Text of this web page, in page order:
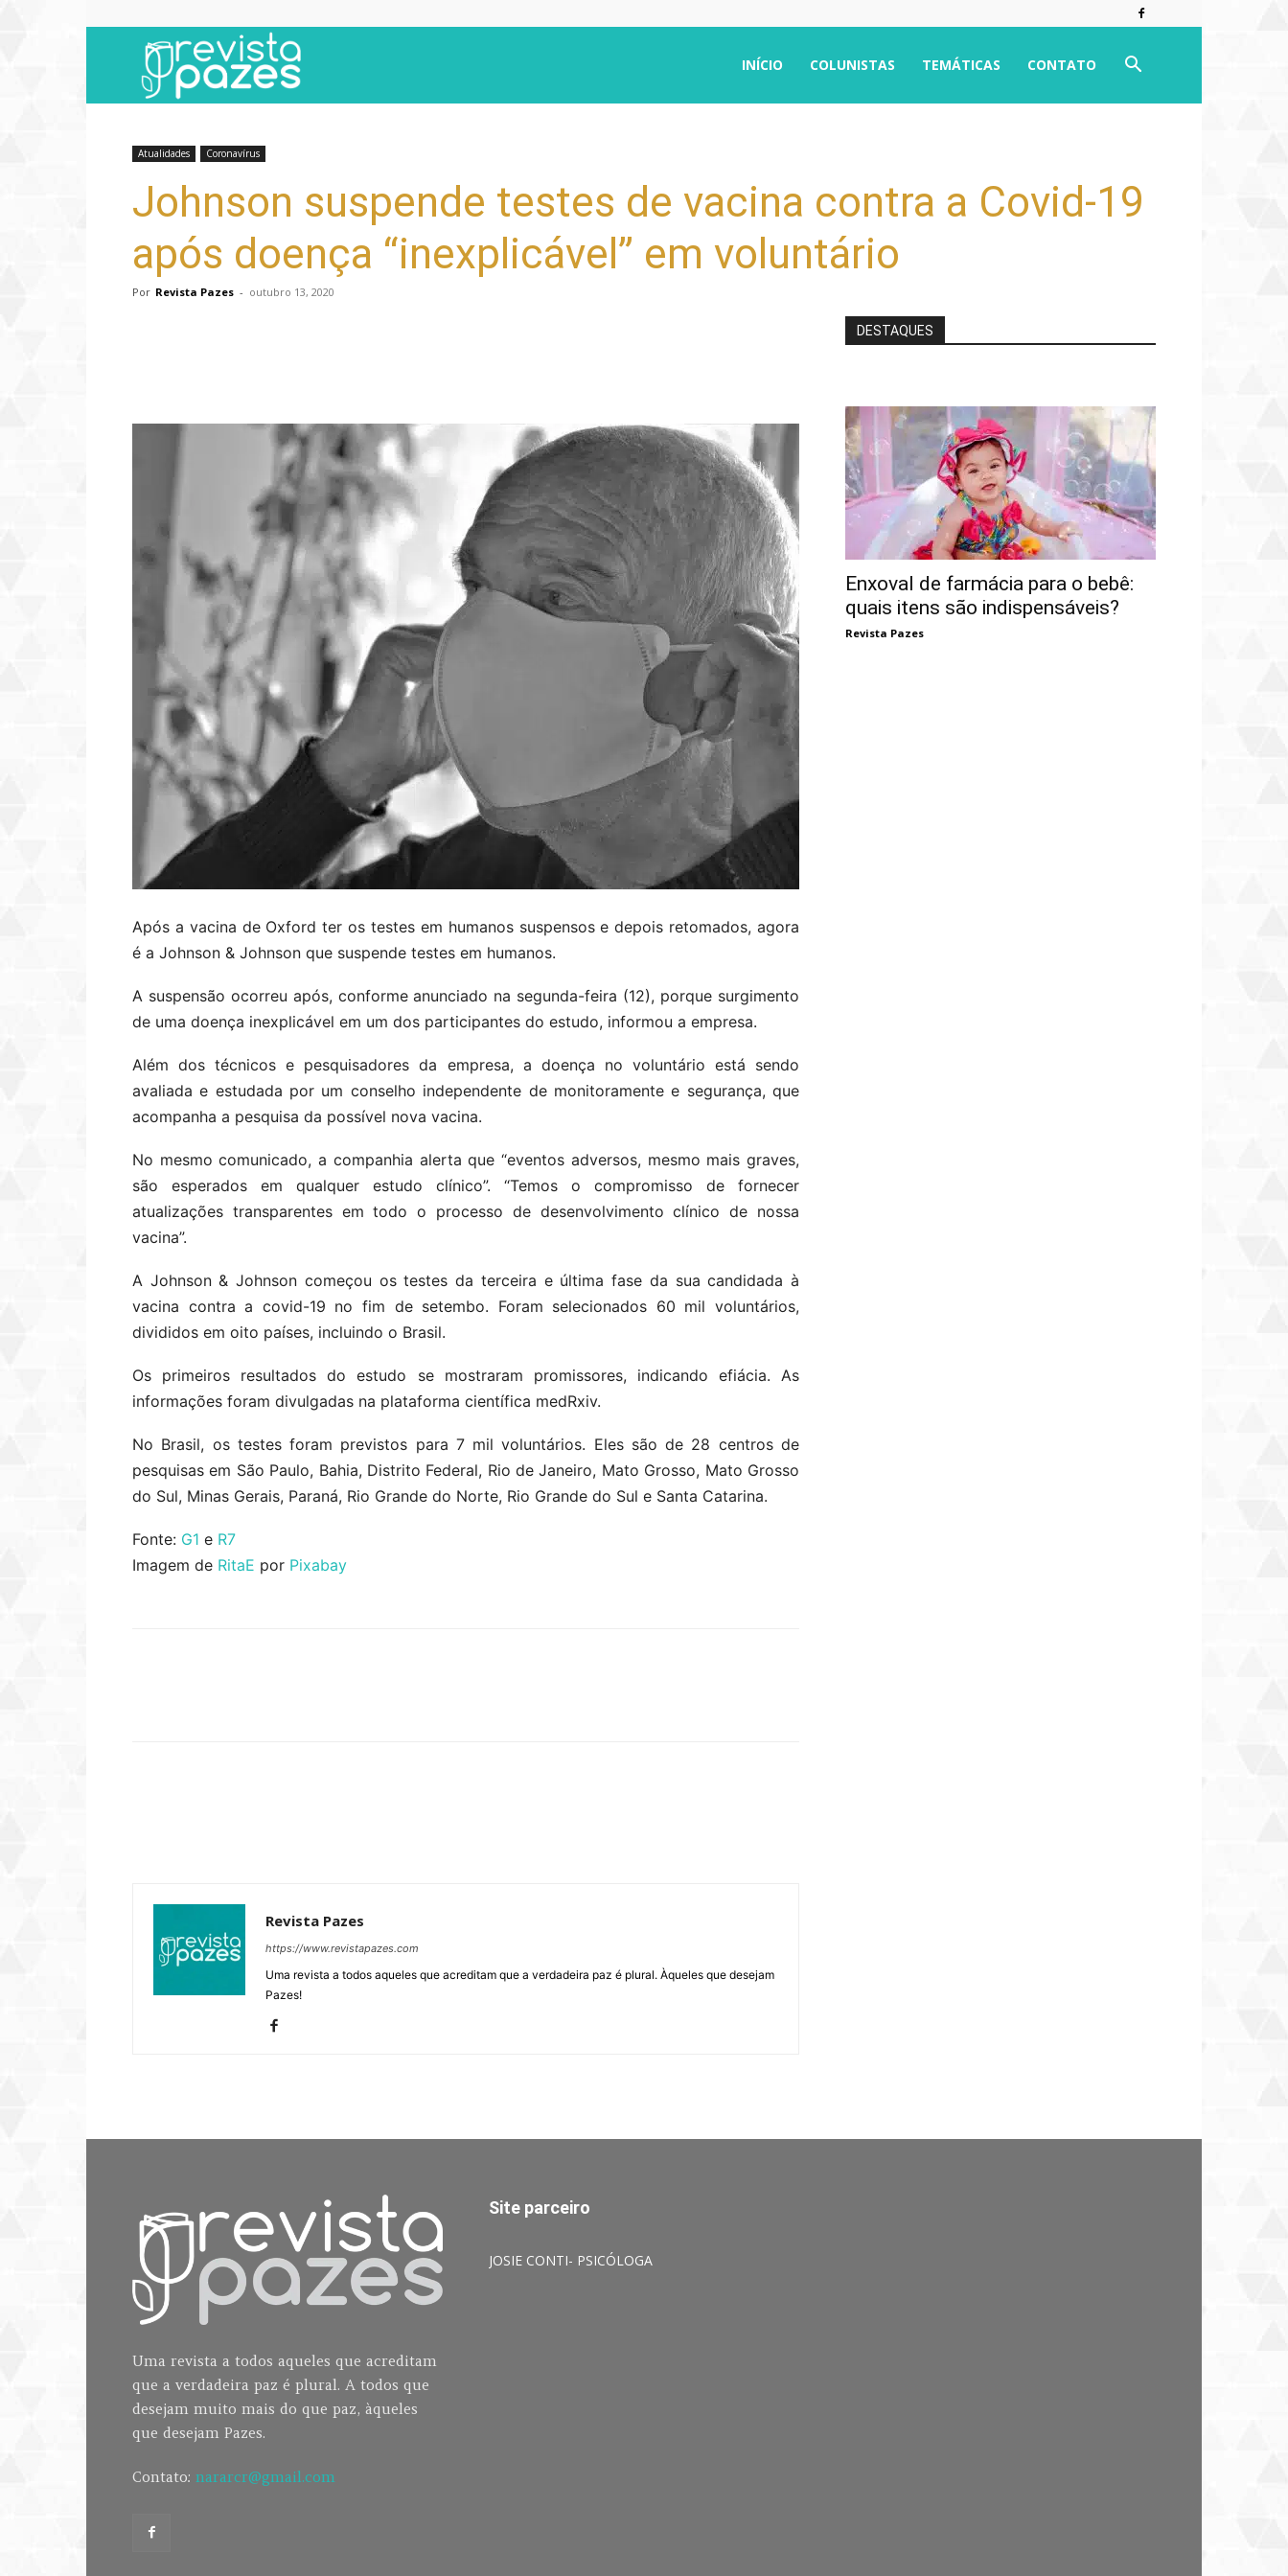
INÍCIO COLUNISTAS TEMÁTICAS CONTATO
Atualidades Coronavírus
Johnson suspende testes de vacina contra a Covid-19
após doença “inexplicável” em voluntário
Por Revista Pazes - outubro 13, 2020
Após a vacina de Oxford ter os testes em humanos suspensos e depois retomados, agora
é a Johnson & Johnson que suspende testes em humanos.
A suspensão ocorreu após, conforme anunciado na segunda-feira (12), porque surgimento
de uma doença inexplicável em um dos participantes do estudo, informou a empresa.
Além dos técnicos e pesquisadores da empresa, a doença no voluntário está sendo
avaliada e estudada por um conselho independente de monitoramente e segurança, que
acompanha a pesquisa da possível nova vacina.
No mesmo comunicado, a companhia alerta que “eventos adversos, mesmo mais graves,
são esperados em qualquer estudo clínico”. “Temos o compromisso de fornecer
atualizações transparentes em todo o processo de desenvolvimento clínico de nossa
vacina”.
A Johnson & Johnson começou os testes da terceira e última fase da sua candidada à
vacina contra a covid-19 no fim de setembo. Foram selecionados 60 mil voluntários,
divididos em oito países, incluindo o Brasil.
Os primeiros resultados do estudo se mostraram promissores, indicando efiácia. As
informações foram divulgadas na plataforma científica medRxiv.
No Brasil, os testes foram previstos para 7 mil voluntários. Eles são de 28 centros de
pesquisas em São Paulo, Bahia, Distrito Federal, Rio de Janeiro, Mato Grosso, Mato Grosso
do Sul, Minas Gerais, Paraná, Rio Grande do Norte, Rio Grande do Sul e Santa Catarina.
Fonte: G1 e R7
Imagem de RitaE por Pixabay
Revista Pazes
https://www.revistapazes.com
Uma revista a todos aqueles que acreditam que a verdadeira paz é plural. Àqueles que desejam
Pazes!
DESTAQUES
Enxoval de farmácia para o bebê:
quais itens são indispensáveis?
Revista Pazes
Uma revista a todos aqueles que acreditam
que a verdadeira paz é plural. A todos que
desejam muito mais do que paz, àqueles
que desejam Pazes.
Contato: nararcr@gmail.com
Site parceiro
JOSIE CONTI- PSICÓLOGA